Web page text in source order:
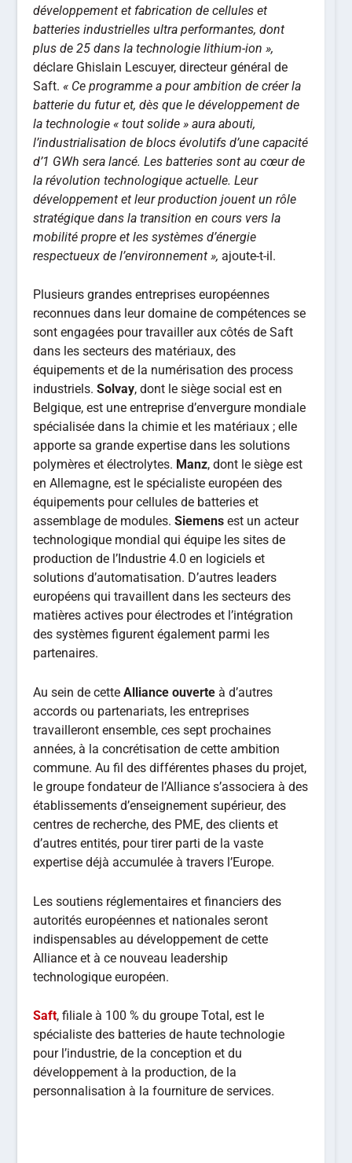
développement et fabrication de cellules et
batteries industrielles ultra performantes, dont
plus de 25 dans la technologie lithium-ion »,
déclare Ghislain Lescuyer, directeur général de
Saft.« Ce programme a pour ambition de créer la
batterie du futur et, dès que le développement de
la technologie « tout solide » aura abouti,
l’industrialisation de blocs évolutifs d’une capacité
d’1 GWh sera lancé. Les batteries sont au cœur de
la révolution technologique actuelle. Leur
développement et leur production jouent un rôle
stratégique dans la transition en cours vers la
mobilité propre et les systèmes d’énergie
respectueux de l’environnement »,ajoute-t-il.
Plusieurs grandes entreprises européennes
reconnues dans leur domaine de compétences se
sont engagées pour travailler aux côtés de Saft
dans les secteurs des matériaux, des
équipements et de la numérisation des process
industriels.Solvay, dont le siège social est en
Belgique, est une entreprise d’envergure mondiale
spécialisée dans la chimie et les matériaux ; elle
apporte sa grande expertise dans les solutions
polymères et électrolytes. Manz, dont le siège est
en Allemagne, est le spécialiste européen des
équipements pour cellules de batteries et
assemblage de modules.Siemens est un acteur
technologique mondial qui équipe les sites de
production de l’Industrie 4.0 en logiciels et
solutions d’automatisation. D’autres leaders
européens qui travaillent dans les secteurs des
matières actives pour électrodes et l’intégration
des systèmes figurent également parmi les
partenaires.
Au sein de cetteAlliance ouverte à d’autres
accords ou partenariats, les entreprises
travailleront ensemble, ces sept prochaines
années, à la concrétisation de cette ambition
commune. Au fil des différentes phases du projet,
le groupe fondateur de l’Alliance s’associera à des
établissements d’enseignement supérieur, des
centres de recherche, des PME, des clients et
d’autres entités, pour tirer parti de la vaste
expertise déjà accumulée à travers l’Europe.
Les soutiens réglementaires et financiers des
autorités européennes et nationales seront
indispensables au développement de cette
Alliance et à ce nouveau leadership
technologique européen.
Saft, filiale à 100 % du groupe Total, est le
spécialiste des batteries de haute technologie
pour l’industrie, de la conception et du
développement à la production, de la
personnalisation à la fourniture de services.